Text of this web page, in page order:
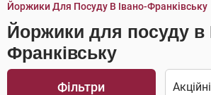
Йоржики Для Посуду В Івано-Франківську
Йоржики для посуду в
Франківську
Фільтри